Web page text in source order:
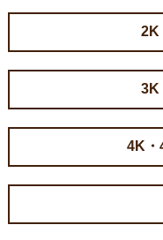
2K
3K
4K・